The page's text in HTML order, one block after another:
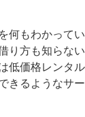
何もわかってい
り方も知らない
低価格レンタル
きるようなサー